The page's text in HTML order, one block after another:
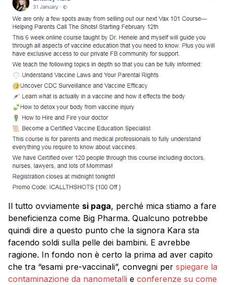
Il tutto ovviamente si paga, perché mica stiamo a fare
beneficienza come Big Pharma. Qualcuno potrebbe
quindi dire a questo punto che la signora Kara sta
facendo soldi sulla pelle dei bambini. E avrebbe
ragione. In fondo non è certo la prima ad aver capito
che tra “esami pre-vaccinali”, convegni per spiegare la
contaminazione da nanometalli e conferenze su come